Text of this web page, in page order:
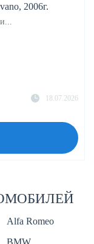
2006г.
18.07.2026
Alfa Romeo
BMW